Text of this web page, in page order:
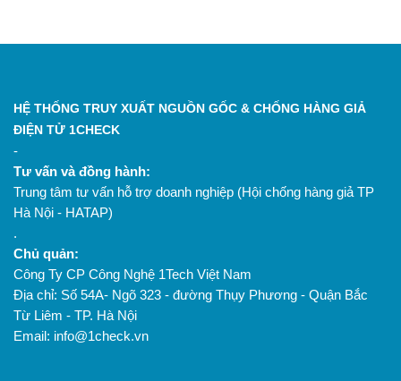
HỆ THỐNG TRUY XUẤT NGUỒN GỐC & CHỐNG HÀNG GIẢ
ĐIỆN TỬ 1CHECK
-
Tư vấn và đồng hành:
Trung tâm tư vấn hỗ trợ doanh nghiệp (Hội chống hàng giả TP
Hà Nội - HATAP)
.
Chủ quản:
Công Ty CP Công Nghệ 1Tech Việt Nam
Địa chỉ: Số 54A- Ngõ 323 - đường Thụy Phương - Quận Bắc
Từ Liêm - TP. Hà Nội
Email: info@1check.vn